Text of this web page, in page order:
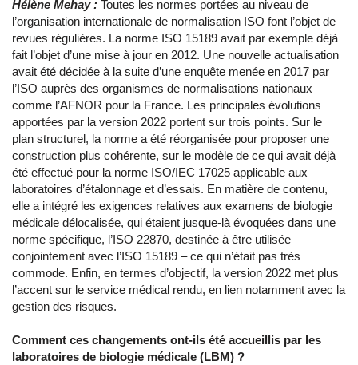
Hélène Mehay : Toutes les normes portées au niveau de
l’organisation internationale de normalisation ISO font l’objet de
revues régulières. La norme ISO 15189 avait par exemple déjà
fait l’objet d’une mise à jour en 2012. Une nouvelle actualisation
avait été décidée à la suite d’une enquête menée en 2017 par
l’ISO auprès des organismes de normalisations nationaux –
comme l’AFNOR pour la France. Les principales évolutions
apportées par la version 2022 portent sur trois points. Sur le
plan structurel, la norme a été réorganisée pour proposer une
construction plus cohérente, sur le modèle de ce qui avait déjà
été effectué pour la norme ISO/IEC 17025 applicable aux
laboratoires d’étalonnage et d’essais. En matière de contenu,
elle a intégré les exigences relatives aux examens de biologie
médicale délocalisée, qui étaient jusque-là évoquées dans une
norme spécifique, l’ISO 22870, destinée à être utilisée
conjointement avec l’ISO 15189 – ce qui n’était pas très
commode. Enfin, en termes d’objectif, la version 2022 met plus
l’accent sur le service médical rendu, en lien notamment avec la
gestion des risques.
Comment ces changements ont-ils été accueillis par les
laboratoires de biologie médicale (LBM) ?